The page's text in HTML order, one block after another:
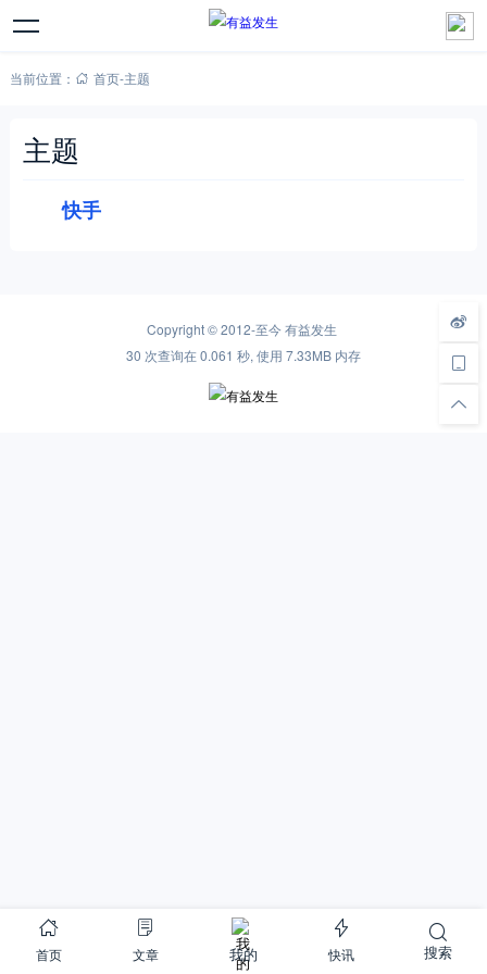
当前位置： 首页-主题
主题
快手
Copyright © 2012-至今有益发生
30 次查询在 0.061 秒, 使用 7.33MB 内存
首页 文章 我的 快讯 搜索